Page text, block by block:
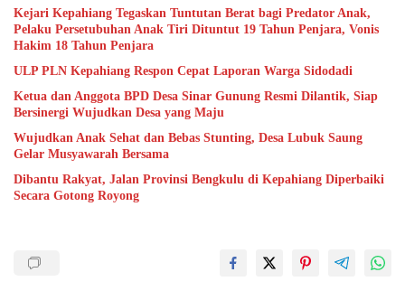
Kejari Kepahiang Tegaskan Tuntutan Berat bagi Predator Anak,
Pelaku Persetubuhan Anak Tiri Dituntut 19 Tahun Penjara, Vonis
Hakim 18 Tahun Penjara
ULP PLN Kepahiang Respon Cepat Laporan Warga Sidodadi
Ketua dan Anggota BPD Desa Sinar Gunung Resmi Dilantik, Siap
Bersinergi Wujudkan Desa yang Maju
Wujudkan Anak Sehat dan Bebas Stunting, Desa Lubuk Saung
Gelar Musyawarah Bersama
Dibantu Rakyat, Jalan Provinsi Bengkulu di Kepahiang Diperbaiki
Secara Gotong Royong